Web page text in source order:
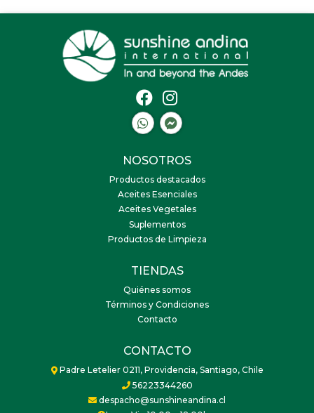
NOSOTROS
Productos destacados
Aceites Esenciales
Aceites Vegetales
Suplementos
Productos de Limpieza
TIENDAS
Quiénes somos
Términos y Condiciones
Contacto
CONTACTO
Padre Letelier 0211, Providencia, Santiago, Chile
56223344260
despacho@sunshineandina.cl